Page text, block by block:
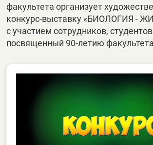
факультета организует
конкурс-выставку «БИОЛОГИЯ -
с участием сотрудников,
посвященный 90-летию